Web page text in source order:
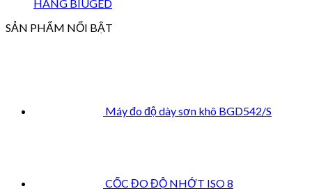
HÃNG BIUGED
SẢN PHẨM NỔI BẬT
Máy đo độ dày sơn khô BGD542/S
CỐC ĐO ĐỘ NHỚT ISO 8